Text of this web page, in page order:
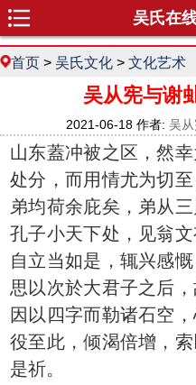
吴氏在
首页 > 吴氏文化 > 文化艺术
吴从宪与谢
2021-06-18 作者: 吴
山东蓋冲被之区，然
处分，而用情尤为切
弟均荷余庇矣，弟从
孔子小天下处，见翁
自立当如是，辄兴感
思以次於大君子之后
因以四字而勒诸石空
役至此，倾渴倍增，
是祈。